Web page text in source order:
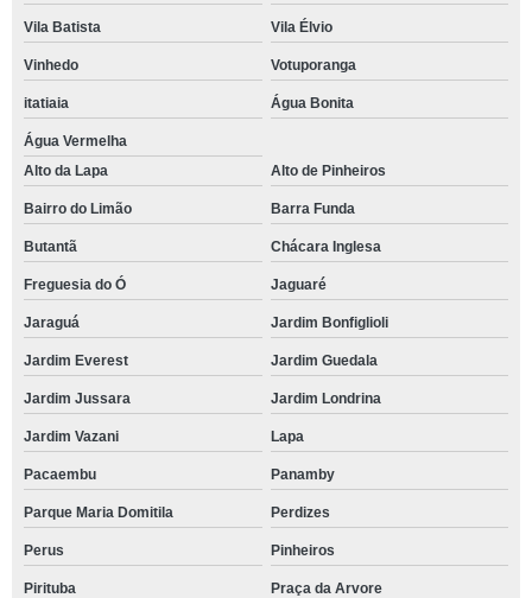
Vila Batista Vila Élvio
Vinhedo Votuporanga
itatiaia Água Bonita
Água Vermelha
Alto da Lapa
Alto de Pinheiros
Bairro do Limão Barra Funda
Butantã Chácara Inglesa
Freguesia do Ó Jaguaré
Jaraguá Jardim Bonfiglioli
Jardim Everest Jardim Guedala
Jardim Jussara Jardim Londrina
Jardim Vazani Lapa
Pacaembu Panamby
Parque Maria Domitila Perdizes
Perus Pinheiros
Pirituba Praça da Arvore